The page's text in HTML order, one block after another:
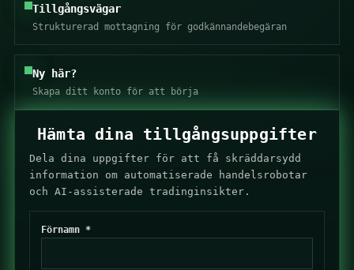
Tillgångsvägar
Strukturerad mottagning för godkännandebegäran
Ny här?
Skapa ditt kontoför att börja
Hämta dina tillgångsuppgifter
Dela dina uppgifter för att få skräddarsydd
information om automatiserade handelsrobotar
och AI-assisterade tradinginsikter.
Förnamn *